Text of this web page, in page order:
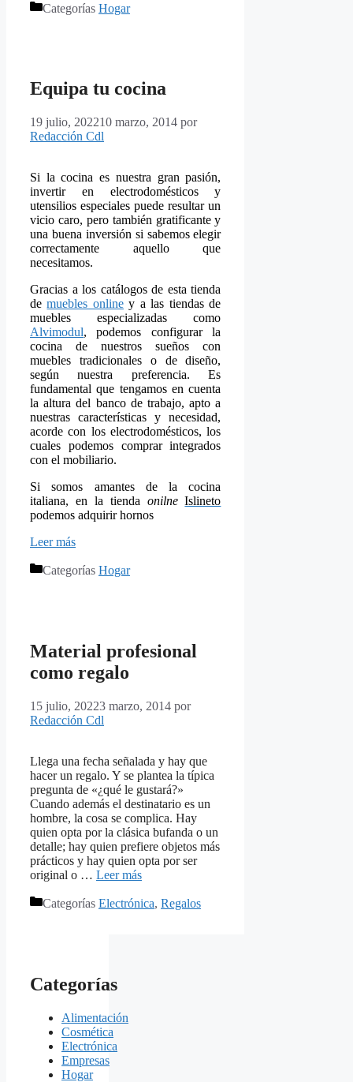
Categorías Hogar
Equipa tu cocina
19 julio, 202210 marzo, 2014 por
Redacción Cdl
Si la cocina es nuestra gran pasión,
invertir en electrodomésticos y
utensilios especiales puede resultar un
vicio caro, pero también gratificante y
una buena inversión si sabemos elegir
correctamente aquello que
necesitamos.
Gracias a los catálogos de esta tienda
demuebles onliney a las tiendas de
muebles especializadas como
Alvimodul, podemos configurar la
cocina de nuestros sueños con
muebles tradicionales o de diseño,
según nuestra preferencia. Es
fundamental que tengamos en cuenta
la altura del banco de trabajo, apto a
nuestras características y necesidad,
acorde con loselectrodomésticos, los
cuales podemos comprar integrados
con el mobiliario.
Si somos amantes de la cocina
italiana, en la tienda onilne Islineto
podemos adquirir hornos
Leer más
Categorías Hogar
Material profesional
como regalo
15 julio, 20223 marzo, 2014 por
Redacción Cdl
Llega una fecha señalada y hay que
hacer un regalo. Y se plantea la típica
pregunta de «¿qué le gustará?»
Cuando además el destinatario es un
hombre, la cosa se complica. Hay
quien opta por la clásica bufanda o un
detalle; hay quien prefiere objetos más
prácticos y hay quien opta por ser
original o … Leer más
Categorías Electrónica, Regalos
Categorías
Alimentación
Cosmética
Electrónica
Empresas
Hogar